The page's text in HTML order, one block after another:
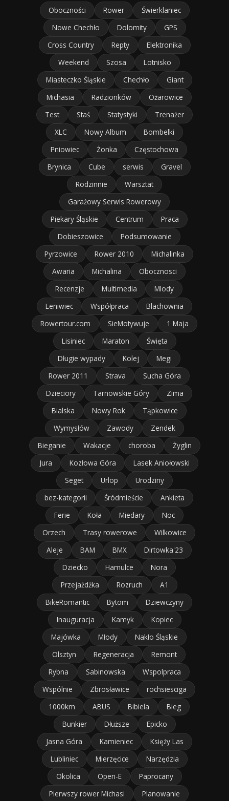
Oboczności Rower
Świerklaniec
Nowe Chechło
Dolomity
GPS
Cross Country
Repty
Elektronika
Weekend
Szosa
Lotnisko
Miasteczko Śląskie
Chechło
Giant
Michasia
Radzionków
Ożarowice
Test
Staś Statystyki
Trenażer
XLC
Nowy Album
Bombelki
Pniowiec
Żonka
Częstochowa
Brynica
Cube serwis
Gravel
Rodzinnie
Warsztat
Garażowy Serwis Rowerowy
Piekary Śląskie
Centrum
Praca
Dobieszowice
Podsumowanie
Pyrzowice
Rower 2010
Michalinka
Awaria
Michalina
Obocznosci
Recenzje
Multimedia
Mlody
Leniwiec
Współpraca
Blachownia
Rowertour.com
SieMotywuje
1 Maja
Lisiniec
Maraton
Święta
Długie wypady
Kolej
Megi
Rower 2011
Strava
Sucha Góra
Dzieciory
Tarnowskie Góry
Zima
Bialska
Nowy Rok
Tąpkowice
Wymysłów
Zawody
Zendek
Bieganie
Wakacje choroba
Żyglin
Jura
Kozłowa Góra
Lasek Aniołowski
Seget
Urlop
Urodziny
bez-kategorii
Śródmieście
Ankieta
Ferie
Koła Miedary
Noc
Orzech
Trasy rowerowe
Wilkowice
Aleje
BAM BMX
Dirtowka'23
Dziecko
Hamulce
Nora
Przejażdżka
Rozruch
A1
BikeRomantic
Bytom
Dziewczyny
Inauguracja
Kamyk
Kopiec
Majówka
Młody
Nakło Śląskie
Olsztyn
Regeneracja
Remont
Rybna
Sabinowska
Wspolpraca
Wspólnie
Zbrosławice
rochsiesciga
1000km
ABUS Bibiela
Bieg
Bunkier
Dłuższe
Epicko
Jasna Góra
Kamieniec
Księży Las
Lubliniec
Mierzęcice
Narzędzia
Okolica
Open-E
Paprocany
Pierwszy rower Michasi
Planowanie